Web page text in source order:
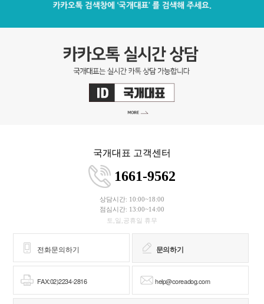
국개대표 고객센터
1661-9562
상담시간: 10:00~18:00
점심시간: 13:00~14:00
토,일,공휴일 휴무
전화문의하기 문의하기
FAX:02)2234-2816 help@coreadog.com